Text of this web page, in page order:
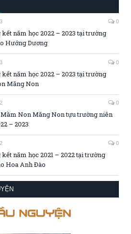
0
kết năm học 2022 – 2023 tại trường
Hướng Dương
0
kết năm học 2022 – 2023 tại trường
Măng Non
0
Non Măng Non tựu trường niên
– 2023
0
kết năm học 2021 – 2022 tại trường
Hoa Anh Đào